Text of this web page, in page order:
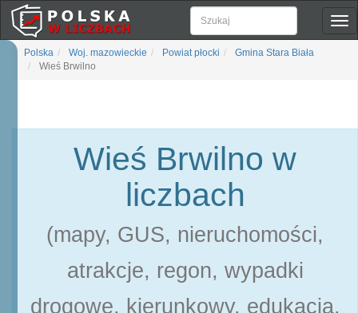
Polska Woj. mazowieckie Powiat płocki
Gmina Stara Biała
Wieś Brwilno
Wieś Brwilno w
liczbach
(mapy, GUS, nieruchomości,
atrakcje, regon, wypadki
drogowe, kierunkowy, edukacja,